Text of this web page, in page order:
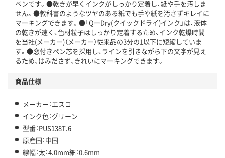
ペンです。●乾きが早くインクがしっかり定着し、紙や手を汚しま
せん。●教科書のようなツヤのある紙でも手や紙を汚さずキレイに
マーキングできます。●「QーDry(クイックドライ)インク」は、液体
の乾きが速く、色材粒子はしっかり定着するため、インク乾燥時間
を当社(メーカー)（メーカー）従来品の3分の1以下に短縮していま
す。●窓付きペン芯を採用し、ラインを引きながら下の文字が見え
るため、はみださず、きれいにマーキングできます。
商品仕様
メーカー：エスコ
インク色：グリーン
型番：PUS138T.6
原産国：中国
線幅：太：4.0mm細：0.6mm